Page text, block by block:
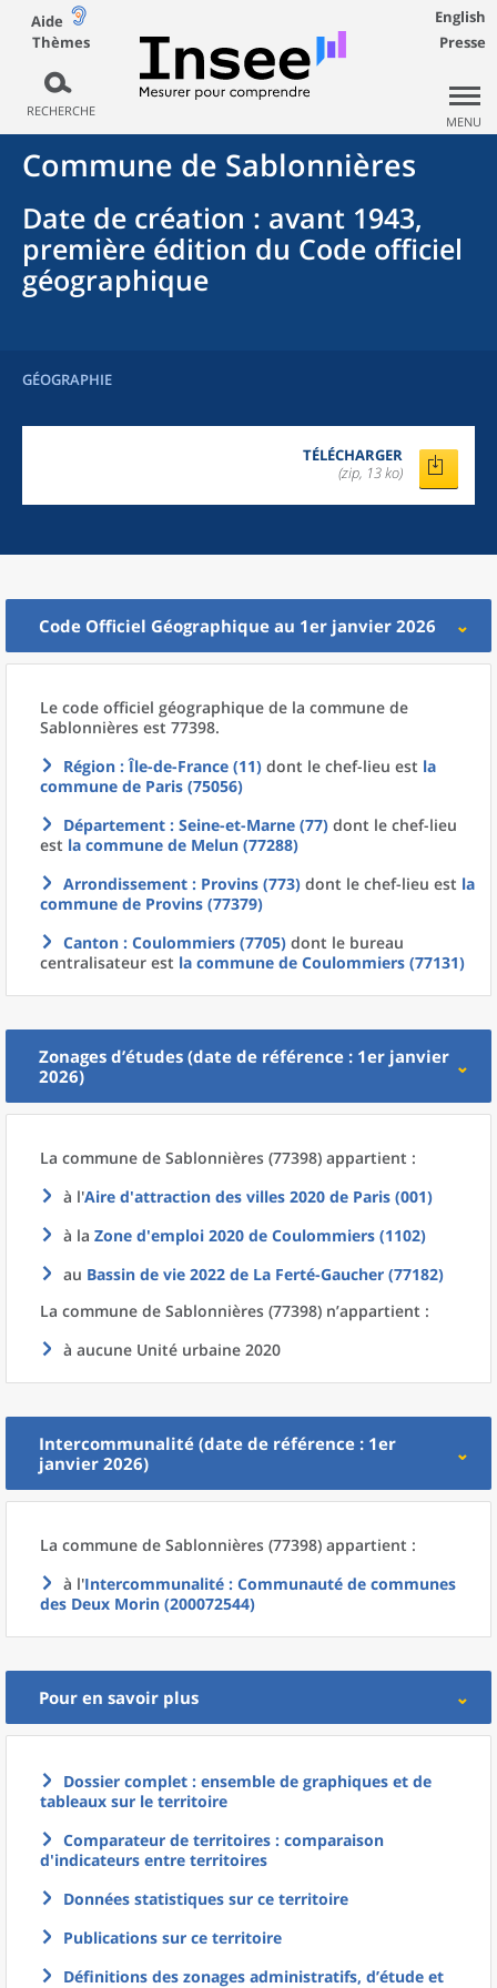
Aide
Thèmes
RECHERCHE
English
Presse
MENU
Commune de Sablonnières
Date de création : avant 1943,
première édition du Code officiel
géographique
GÉOGRAPHIE
TÉLÉCHARGER
(zip, 13 ko)
Code Officiel Géographique au 1er janvier 2026
Le code officiel géographique de la commune de
Sablonnières est 77398.
Région : Île-de-France (11) dont le chef-lieu est la
commune de Paris (75056)
Département : Seine-et-Marne (77) dont le chef-lieu
est la commune de Melun (77288)
Arrondissement : Provins (773) dont le chef-lieu est la
commune de Provins (77379)
Canton : Coulommiers (7705) dont le bureau
centralisateur est la commune de Coulommiers (77131)
Zonages d’études (date de référence : 1er janvier
2026)
La commune de Sablonnières (77398) appartient :
à l'Aire d'attraction des villes 2020 de Paris (001)
à la Zone d'emploi 2020 de Coulommiers (1102)
au Bassin de vie 2022 de La Ferté-Gaucher (77182)
La commune de Sablonnières (77398) n’appartient :
à aucune Unité urbaine 2020
Intercommunalité (date de référence : 1er
janvier 2026)
La commune de Sablonnières (77398) appartient :
à l'Intercommunalité : Communauté de communes
des Deux Morin (200072544)
Pour en savoir plus
Dossier complet : ensemble de graphiques et de
tableaux sur le territoire
Comparateur de territoires : comparaison
d'indicateurs entre territoires
Données statistiques sur ce territoire
Publications sur ce territoire
Définitions des zonages administratifs, d’étude et